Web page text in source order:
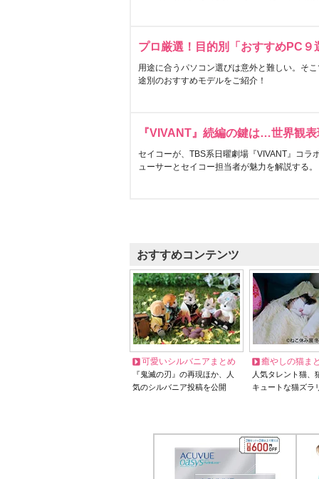
プロ厳選！目的別「おすすめPC９
用途に合うパソコン選びは意外と難しい。そ
途別のおすすめモデルをご紹介！
『VIVANT』続編の鍵は…世界観
セイコーが、TBS系日曜劇場『VIVANT』コラ
ューサーとセイコー担当者が魅力を解説する。
おすすめコンテンツ
可愛いシルバニアまとめ
『鬼滅の刃』の再現ほか、人
気のシルバニア投稿を公開
癒やしの猫ま
人気タレント猫
キュートな猫ズラ